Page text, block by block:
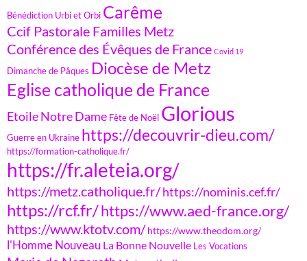
Bénédiction Urbi et Orbi Carême
Ccif Pastorale Familles Metz
Conférence des Évêques de France Covid 19
Dimanche de Pâques Diocèse de Metz
Eglise catholique de France
Etoile Notre Dame Fête de Noël Glorious
Guerre en Ukraine https://decouvrir-dieu.com/
https://formation-catholique.fr/
https://fr.aleteia.org/
https://metz.catholique.fr/https://nominis.cef.fr/
https://rcf.fr/https://www.aed-france.org/
https://www.ktotv.com/ https://www.theodom.org/
l'Homme Nouveau La Bonne Nouvelle Les Vocations